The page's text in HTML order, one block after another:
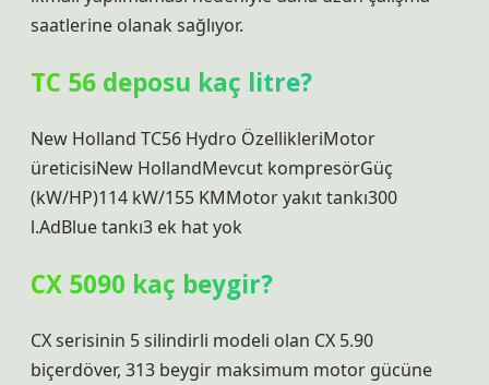
saatlerine olanak sağlıyor.
TC 56 deposu kaç litre?
New Holland TC56 Hydro ÖzellikleriMotor
üreticisiNew HollandMevcut kompresörGüç
(kW/HP)114 kW/155 KMMotor yakıt tankı300
l.AdBlue tankı3 ek hat yok
CX 5090 kaç beygir?
CX serisinin 5 silindirli modeli olan CX 5.90
biçerdöver, 313 beygir maksimum motor gücüne